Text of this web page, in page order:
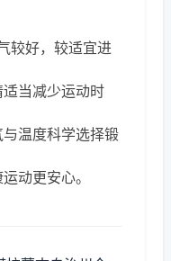
较好，较适宜进
当减少运动时
温度科学选择锻
动更安心。